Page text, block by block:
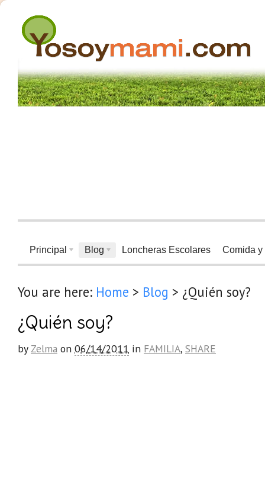
Principal Blog Loncheras Escolares Comida y
You are here: Home > Blog > ¿Quién soy?
¿Quién soy?
by Zelma on 06/14/2011 in FAMILIA, SHARE